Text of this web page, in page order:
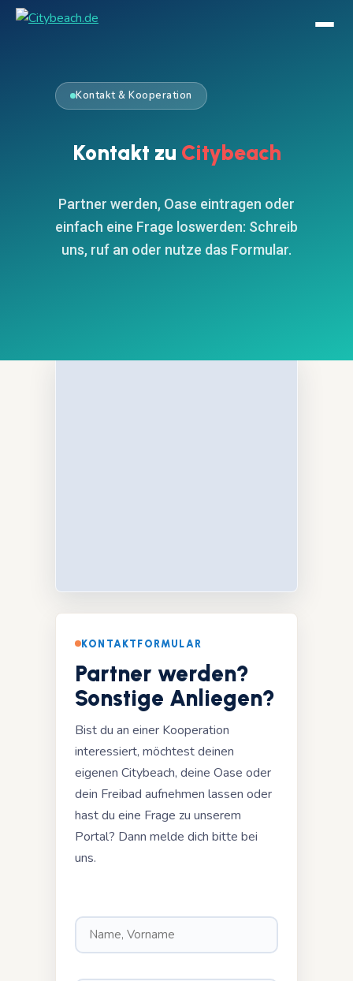
Kontakt & Kooperation
Kontakt zu Citybeach
Partner werden, Oase eintragen oder
einfach eine Frage loswerden: Schreib
uns, ruf an oder nutze das Formular.
KONTAKTFORMULAR
Partner werden?
Sonstige Anliegen?
Bist du an einer Kooperation
interessiert, möchtest deinen
eigenen Citybeach, deine Oase oder
dein Freibad aufnehmen lassen oder
hast du eine Frage zu unserem
Portal? Dann melde dich bitte bei
uns.